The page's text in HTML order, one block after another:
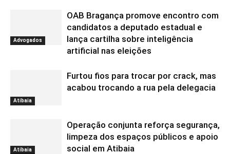
Advogados
OAB Bragança promove encontro com
candidatos a deputado estadual e
lança cartilha sobre inteligência
artificial nas eleições
Atibaia
Furtou fios para trocar por crack, mas
acabou trocando a rua pela delegacia
Atibaia
Operação conjunta reforça segurança,
limpeza dos espaços públicos e apoio
social em Atibaia